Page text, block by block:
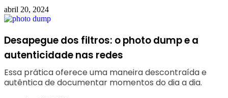
abril 20, 2024
Desapegue dos filtros: o photo dump e a
autenticidade nas redes
Essa prática oferece uma maneira descontraída e
autêntica de documentar momentos do dia a dia.